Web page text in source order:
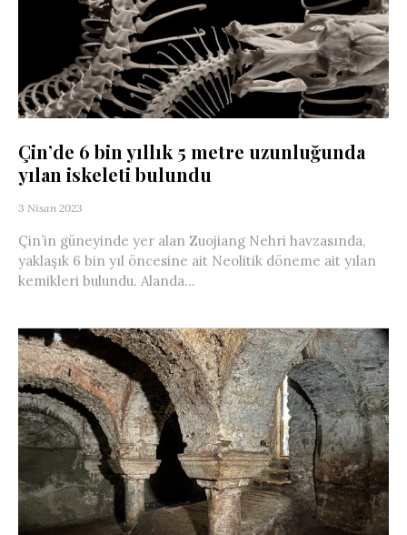
Çin’de 6 bin yıllık 5 metre uzunluğunda
yılan iskeleti bulundu
3 Nisan 2023
Çin’in güneyinde yer alan Zuojiang Nehri havzasında,
yaklaşık 6 bin yıl öncesine ait Neolitik döneme ait yılan
kemikleri bulundu. Alanda...